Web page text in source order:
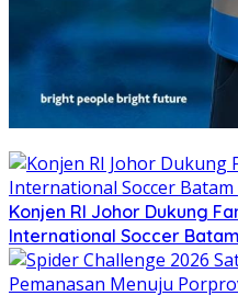
Konjen RI Johor Dukung
International Soccer